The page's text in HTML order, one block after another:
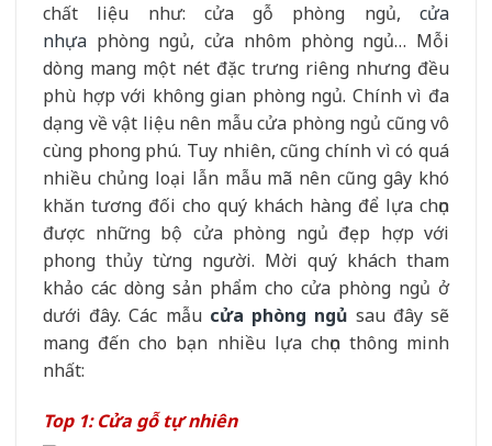
chất liệu như: cửa gỗ phòng ngủ, cửa
nhựa phòng ngủ, cửa nhôm phòng ngủ… Mỗi
dòng mang một nét đặc trưng riêng nhưng đều
phù hợp với không gian phòng ngủ. Chính vì đa
dạng về vật liệu nên mẫu cửa phòng ngủ cũng vô
cùng phong phú. Tuy nhiên, cũng chính vì có quá
nhiều chủng loại lẫn mẫu mã nên cũng gây khó
khăn tương đối cho quý khách hàng để lựa chọn
được những bộ cửa phòng ngủ đẹp hợp với
phong thủy từng người. Mời quý khách tham
khảo các dòng sản phẩm cho cửa phòng ngủ ở
dưới đây. Các mẫu cửa phòng ngủ sau đây sẽ
mang đến cho bạn nhiều lựa chọn thông minh
nhất:
Top 1: Cửa gỗ tự nhiên